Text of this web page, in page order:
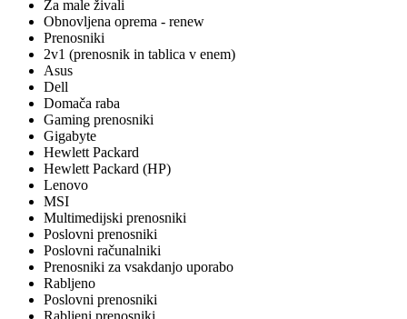
Za male živali
Obnovljena oprema - renew
Prenosniki
2v1 (prenosnik in tablica v enem)
Asus
Dell
Domača raba
Gaming prenosniki
Gigabyte
Hewlett Packard
Hewlett Packard (HP)
Lenovo
MSI
Multimedijski prenosniki
Poslovni prenosniki
Poslovni računalniki
Prenosniki za vsakdanjo uporabo
Rabljeno
Poslovni prenosniki
Rabljeni prenosniki